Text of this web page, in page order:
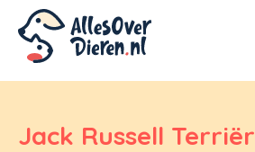
Jack Russell Terriër